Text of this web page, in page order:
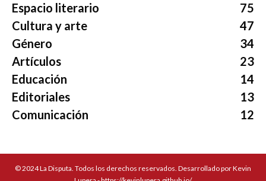
Espacio literario
75
Cultura y arte
47
Género
34
Artículos
23
Educación
14
Editoriales
13
Comunicación
12
© 2024 La Disputa. Todos los derechos reservados. Desarrollado por Kevin